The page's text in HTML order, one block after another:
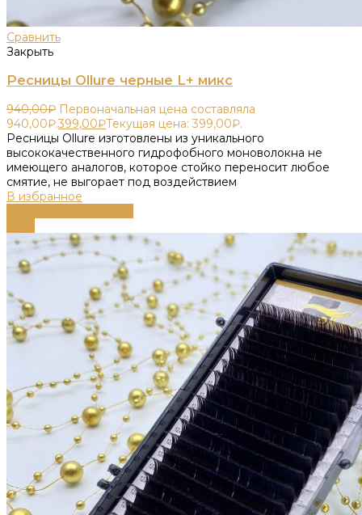
Сравнить
Закрыть
Ресницы Ollure черные L+ микс
940,00₽ Первоначальная цена составляла
940,00₽.399,00₽Текущая цена: 399,00₽.
Ресницы Ollure изготовлены из уникального
высококачественного гидрофобного моноволокна не
имеющего аналогов, которое стойко переносит любое
смятие, не выгорает под воздействием
В избранное